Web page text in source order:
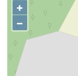
+
−